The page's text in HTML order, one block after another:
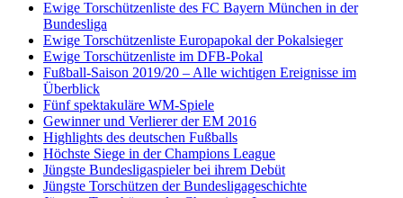
Ewige Torschützenliste des FC Bayern München in der
Bundesliga
Ewige Torschützenliste Europapokal der Pokalsieger
Ewige Torschützenliste im DFB-Pokal
Fußball-Saison 2019/20 – Alle wichtigen Ereignisse im
Überblick
Fünf spektakuläre WM-Spiele
Gewinner und Verlierer der EM 2016
Highlights des deutschen Fußballs
Höchste Siege in der Champions League
Jüngste Bundesligaspieler bei ihrem Debüt
Jüngste Torschützen der Bundesligageschichte